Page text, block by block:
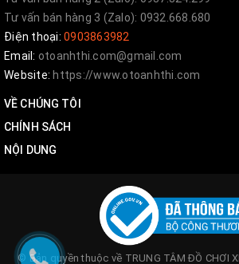
Tư vấn bán hàng 3 (Zalo): 0932.668.680
Điện thoại: 0903863982
Email: otoanhthi.com@gmail.com
Website: https://www.otoanhthi.com
VỀ CHÚNG TÔI
CHÍNH SÁCH
NỘI DUNG
© Bản quyền thuộc về TRUNG TÂM ĐỒ CHƠI